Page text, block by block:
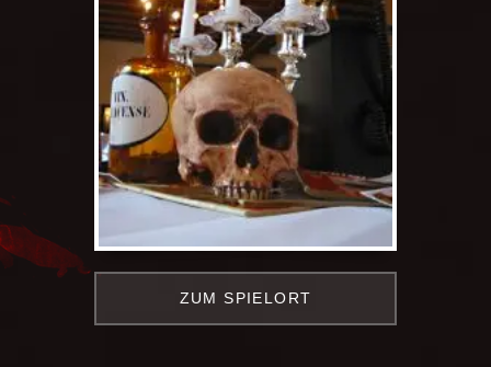
ZUM SPIELORT